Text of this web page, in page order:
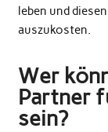
leben und
auszukosten.
Wer
Partner
sein?